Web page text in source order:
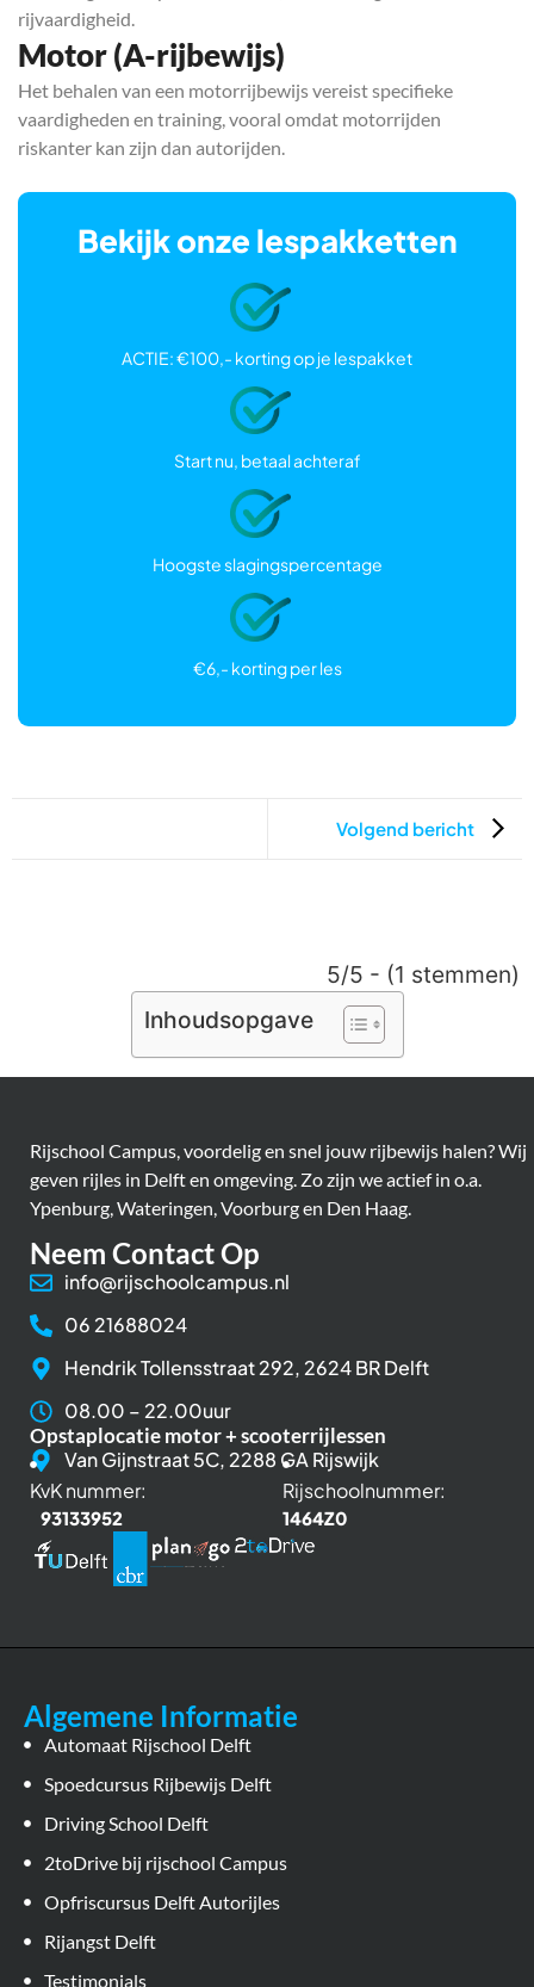
rijvaardigheid.
Motor (A-rijbewijs)
Het behalen van een motorrijbewijs vereist specifieke
vaardigheden en training, vooral omdat motorrijden
riskanter kan zijn dan autorijden.
Bekijk onze lespakketten
ACTIE: €100,- korting op je lespakket
Start nu, betaal achteraf
Hoogste slagingspercentage
€6,- korting per les
Volgend bericht
5/5 - (1 stemmen)
Inhoudsopgave
Rijschool Campus, voordelig en snel jouw rijbewijs halen? Wij
geven rijles in Delft en omgeving. Zo zijn we actief in o.a.
Ypenburg, Wateringen, Voorburg en Den Haag.
Neem Contact Op
info@rijschoolcampus.nl
06 21688024
Hendrik Tollensstraat 292, 2624 BR Delft
08.00 – 22.00uur
Opstaplocatie motor + scooterrijlessen
Van Gijnstraat 5C, 2288 GA Rijswijk
KvK nummer:
93133952
Rijschoolnummer:
1464Z0
Algemene Informatie
Automaat Rijschool Delft
Spoedcursus Rijbewijs Delft
Driving School Delft
2toDrive bij rijschool Campus
Opfriscursus Delft Autorijles
Rijangst Delft
Testimonials